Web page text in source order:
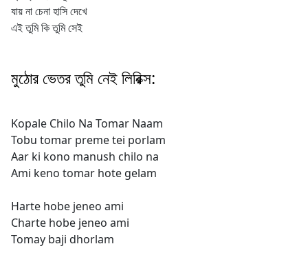
যায় না চেনা হাসি দেখে
এই তুমি কি তুমি সেই
মুঠোর ভেতর তুমি নেই লিরিক্স:
Kopale Chilo Na Tomar Naam
Tobu tomar preme tei porlam
Aar ki kono manush chilo na
Ami keno tomar hote gelam
Harte hobe jeneo ami
Charte hobe jeneo ami
Tomay baji dhorlam